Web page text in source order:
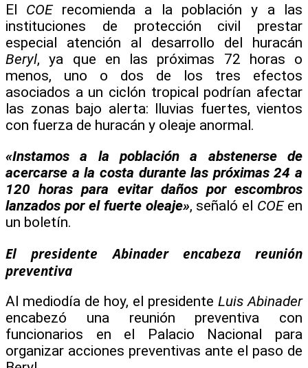
El COErecomienda a la población y a las
instituciones de protección civil prestar
especial atención al desarrollo del huracán
Beryl, ya que en las próximas 72 horas o
menos, uno o dos de los tres efectos
asociados a un ciclón tropical podrían afectar
las zonas bajo alerta: lluvias fuertes, vientos
con fuerza de huracán y oleaje anormal.
«Instamos a la población a abstenerse de
acercarse a la costa durante las próximas 24 a
120 horas para evitar daños por escombros
lanzados por el fuerte oleaje», señaló el COEen
un boletín.
El presidente Abinader encabeza reunión
preventiva
Al mediodía de hoy, el presidente Luis Abinader
encabezó una reunión preventiva con
funcionarios en el Palacio Nacional para
organizar acciones preventivas ante el paso de